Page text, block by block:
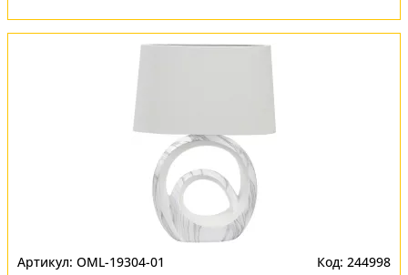
OML-19304-01 244998